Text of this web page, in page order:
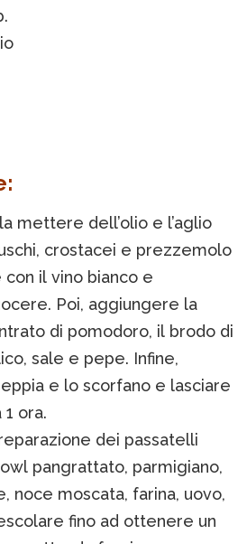
mettere dell’olio e l’aglio
crostacei e prezzemolo
il vino bianco e
Poi, aggiungere la
di pomodoro, il brodo di
sale e pepe. Infine,
e lo scorfano e lasciare
ora.
dei passatelli
pangrattato, parmigiano,
noce moscata, farina, uovo,
fino ad ottenere un